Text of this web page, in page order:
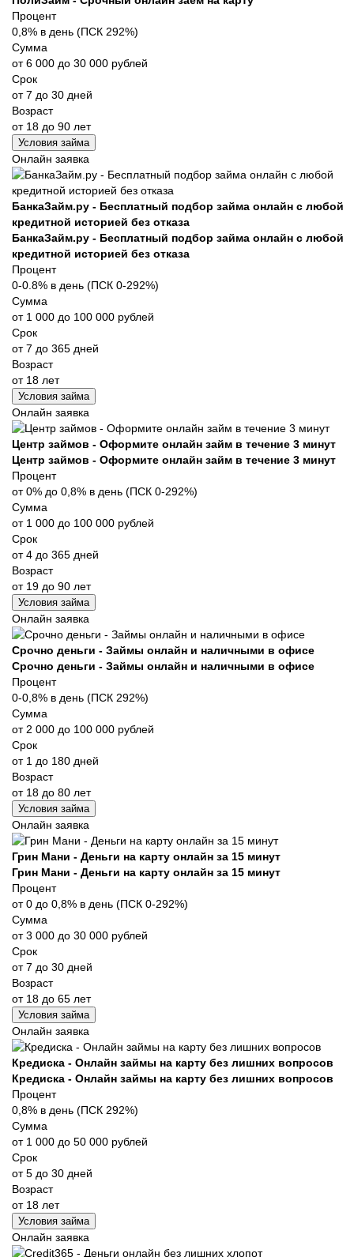
Процент
0,8% в день (ПСК 292%)
Сумма
от 6 000 до 30 000 рублей
Срок
от 7 до 30 дней
Возраст
от 18 до 90 лет
Условия займа
Онлайн заявка
БанкаЗайм.ру - Бесплатный подбор займа онлайн с любой
кредитной историей без отказа
БанкаЗайм.ру - Бесплатный подбор займа онлайн с любой
кредитной историей без отказа
Процент
0-0.8% в день (ПСК 0-292%)
Сумма
от 1 000 до 100 000 рублей
Срок
от 7 до 365 дней
Возраст
от 18 лет
Условия займа
Онлайн заявка
Центр займов - Оформите онлайн займ в течение 3 минут
Центр займов - Оформите онлайн займ в течение 3 минут
Процент
от 0% до 0,8% в день (ПСК 0-292%)
Сумма
от 1 000 до 100 000 рублей
Срок
от 4 до 365 дней
Возраст
от 19 до 90 лет
Условия займа
Онлайн заявка
Срочно деньги - Займы онлайн и наличными в офисе
Срочно деньги - Займы онлайн и наличными в офисе
Процент
0-0,8% в день (ПСК 292%)
Сумма
от 2 000 до 100 000 рублей
Срок
от 1 до 180 дней
Возраст
от 18 до 80 лет
Условия займа
Онлайн заявка
Грин Мани - Деньги на карту онлайн за 15 минут
Грин Мани - Деньги на карту онлайн за 15 минут
Процент
от 0 до 0,8% в день (ПСК 0-292%)
Сумма
от 3 000 до 30 000 рублей
Срок
от 7 до 30 дней
Возраст
от 18 до 65 лет
Условия займа
Онлайн заявка
Кредиска - Онлайн займы на карту без лишних вопросов
Кредиска - Онлайн займы на карту без лишних вопросов
Процент
0,8% в день (ПСК 292%)
Сумма
от 1 000 до 50 000 рублей
Срок
от 5 до 30 дней
Возраст
от 18 лет
Условия займа
Онлайн заявка